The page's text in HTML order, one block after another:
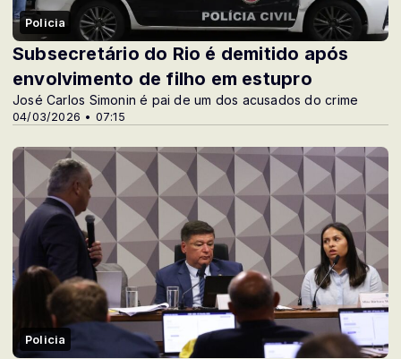
Policia
04/03/2026 • 07:15
Subsecretário do Rio é demitido após
envolvimento de filho em estupro
José Carlos Simonin é pai de um dos acusados do crime
Policia